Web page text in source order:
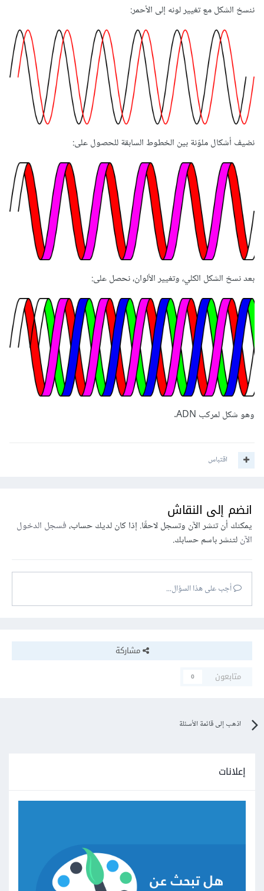
ننسخ الشكل مع تغيير لونه إلى الأحمر:
نضيف أشكال ملوّنة بين الخطوط السابقة للحصول على:
بعد نسخ الشكل الكلي، وتغيير الألوان، نحصل على:
وهو شكل لمركب ADN.
اقتباس
انضم إلى النقاش
يمكنك أن تنشر الآن وتسجل لاحقًا. إذا كان لديك حساب،فسجل الدخول
الآنلتنشر باسم حسابك.
أجب على هذا السؤال...
مشاركة
متابعون
0
اذهب إلى قائمة الأسئلة
إعلانات